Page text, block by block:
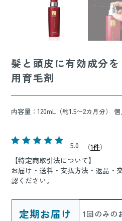
髪と頭皮に有効成分
用育毛剤
内容量：120mL（約1.5〜2カ月分） 個
5.0 （1件）
【特定商取引法について】
お届け・送料・支払方法・返品・
認ください。
定期お届け 1回のみの